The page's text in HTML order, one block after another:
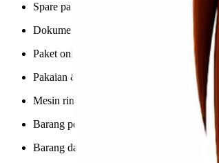
Spare part
Dokumen penting
Paket online shop / UMKM
Pakaian & kebutuhan pribadi
Mesin ringan
Barang pecah belah (dengan packing aman)
Barang dagangan toko / distributor